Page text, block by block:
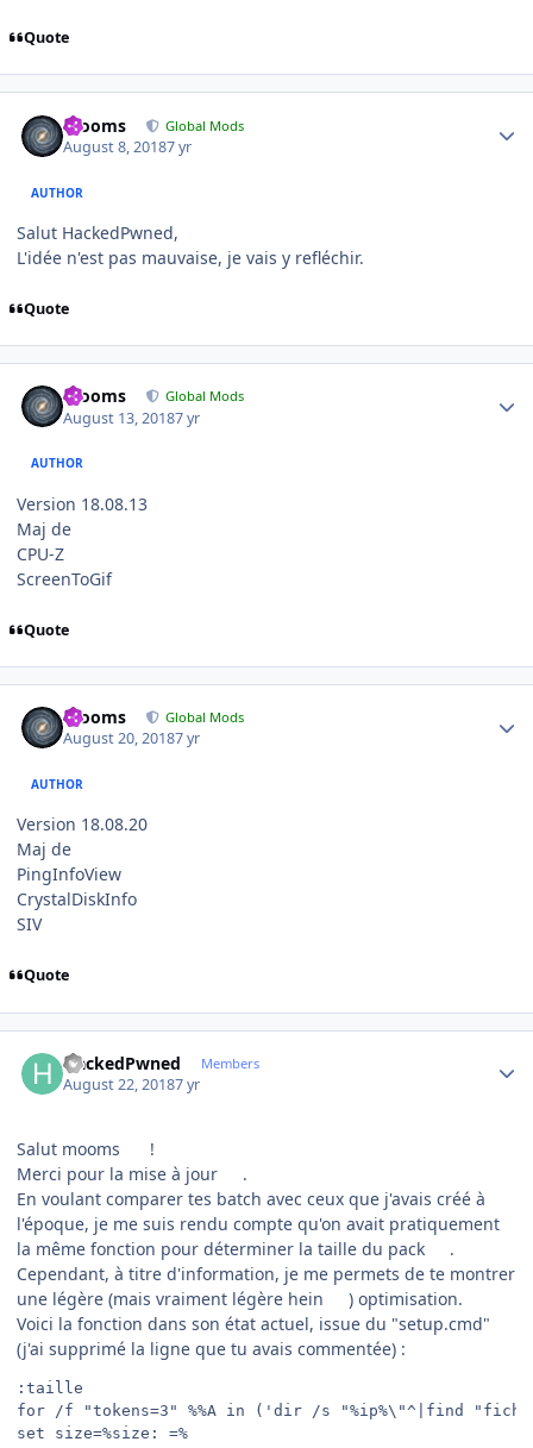
Quote
mooms Global Mods
August 8, 20187 yr
AUTHOR
Salut HackedPwned,
L'idée n'est pas mauvaise, je vais y refléchir.
Quote
mooms Global Mods
August 13, 20187 yr
AUTHOR
Version 18.08.13
Maj de
CPU-Z
ScreenToGif
Quote
mooms Global Mods
August 20, 20187 yr
AUTHOR
Version 18.08.20
Maj de
PingInfoView
CrystalDiskInfo
SIV
Quote
HackedPwned Members
August 22, 20187 yr
Salut mooms
!
Merci pour la mise à jour
.
En voulant comparer tes batch avec ceux que j'avais créé à
l'époque, je me suis rendu compte qu'on avait pratiquement
la même fonction pour déterminer la taille du pack
.
Cependant, à titre d'information, je me permets de te montrer
une légère (mais vraiment légère hein
) optimisation.
Voici la fonction dans son état actuel, issue du "setup.cmd"
(j'ai supprimé la ligne que tu avais commentée) :
:taille
for /f "tokens=3" %%A in ('dir /s "%ip%\"^|find
set size=%size: =%